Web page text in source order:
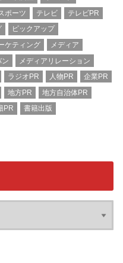
ポーツ テレビ
テレビPR
ピックアップ
ケティング
メディア
ン
メディアリレーション
ラジオPR 人物PR
企業PR
地方PR
地方自治体PR
PR
書籍出版